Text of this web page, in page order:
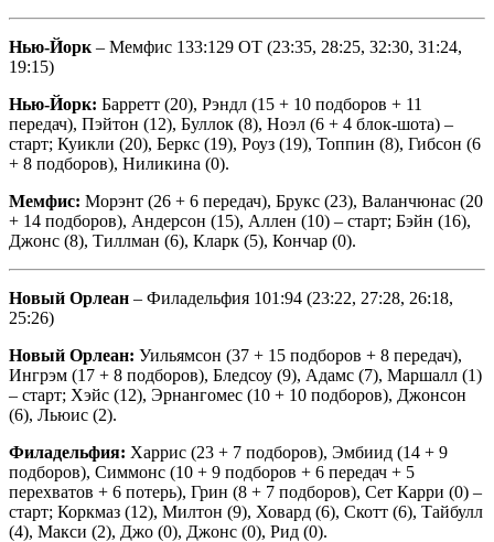
Нью-Йорк – Мемфис 133:129 OT (23:35, 28:25, 32:30, 31:24,
19:15)
Нью-Йорк: Барретт (20), Рэндл (15 + 10 подборов + 11
передач), Пэйтон (12), Буллок (8), Ноэл (6 + 4 блок-шота) –
старт; Куикли (20), Беркс (19), Роуз (19), Топпин (8), Гибсон (6
+ 8 подборов), Ниликина (0).
Мемфис: Морэнт (26 + 6 передач), Брукс (23), Валанчюнас (20
+ 14 подборов), Андерсон (15), Аллен (10) – старт; Бэйн (16),
Джонс (8), Тиллман (6), Кларк (5), Кончар (0).
Новый Орлеан – Филадельфия 101:94 (23:22, 27:28, 26:18,
25:26)
Новый Орлеан: Уильямсон (37 + 15 подборов + 8 передач),
Ингрэм (17 + 8 подборов), Бледсоу (9), Адамс (7), Маршалл (1)
– старт; Хэйс (12), Эрнангомес (10 + 10 подборов), Джонсон
(6), Льюис (2).
Филадельфия: Харрис (23 + 7 подборов), Эмбиид (14 + 9
подборов), Симмонс (10 + 9 подборов + 6 передач + 5
перехватов + 6 потерь), Грин (8 + 7 подборов), Сет Карри (0) –
старт; Коркмаз (12), Милтон (9), Ховард (6), Скотт (6), Тайбулл
(4), Макси (2), Джо (0), Джонс (0), Рид (0).